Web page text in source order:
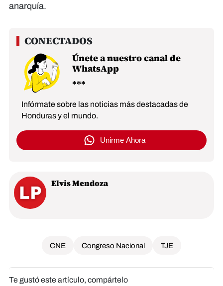
anarquía.
Únete a nuestro canal de
WhatsApp
Infórmate sobre las noticias más destacadas de
Honduras y el mundo.
Unirme Ahora
Elvis Mendoza
CNE Congreso Nacional TJE
Te gustó este artículo, compártelo